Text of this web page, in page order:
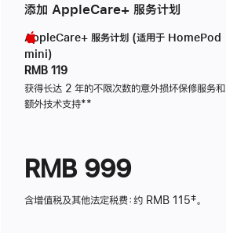
添加 AppleCare+ 服务计划
AppleCare+ 服务计划 (适用于 HomePod
mini)
RMB 119
获得长达 2 年的不限次数的意外损坏保修服务和
额外技术支持脚
**
RMB 999
含增值税及其他法定税费：约 RMB 115‡。